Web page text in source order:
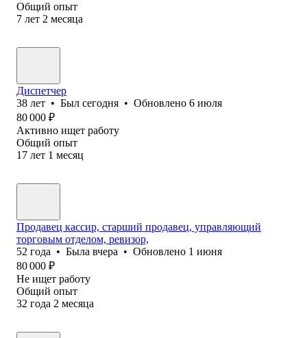
Общий опыт
7 лет 2 месяца
Диспетчер
38 лет • Был сегодня • Обновлено 6 июля
80 000 ₽
Активно ищет работу
Общий опыт
17 лет 1 месяц
Продавец кассир, старший продавец, управляющий
торговым отделом, ревизор,
52 года • Была вчера • Обновлено 1 июня
80 000 ₽
Не ищет работу
Общий опыт
32 года 2 месяца